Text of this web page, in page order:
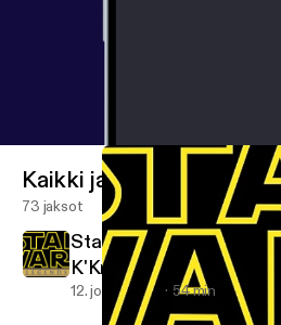
Kaikki jaksot
73 jaksot
Star Wars Legends
K'Kruhk
12. joulu 2020 54 min